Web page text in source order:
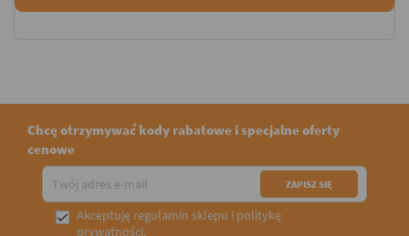
Chcę otrzymywać kody rabatowe i specjalne oferty
cenowe
 Akceptuję regulamin sklepu i politykę
prywatności.